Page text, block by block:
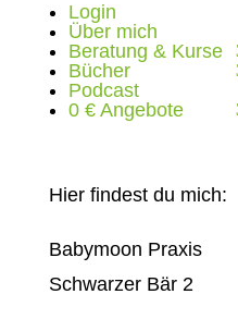
Login
Über mich
Beratung & Kurse
Bücher
Podcast
0 € Angebote
Hier findest du mich:
Babymoon Praxis
Schwarzer Bär 2